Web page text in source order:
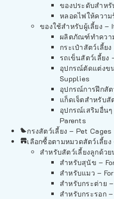
ของประดับสำห
หลอดไฟให้ควา
ของใช้สำหรับผู้เลี้ยง –
ผลิตภัณฑ์ทำควา
กระเป๋าสัตว์เลี้ย
รถเข็นสัตว์เลี้ยง
อุปกรณ์ตัดแต่งข
Supplies
อุปกรณ์การฝึกสัต
แก็ดเจ็ตสำหรับสั
อุปกรณ์เสริมอื่น
Parents
กรงสัตว์เลี้ยง – Pet Cages
เลือกซื้อตามหมวดสัตว์เลี้ย
สำหรับสัตว์เลี้ยงลูกด้ว
สำหรับสุนัข –
สำหรับแมว –
สำหรับกระต่าย
สำหรับกระรอก